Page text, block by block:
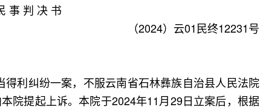
事 判 决 书
（2024）云01民终12231号
利纠纷一案，不服云南省石林彝族自治县人民法院
院提起上诉。本院于2024年11月29日立案后，根据